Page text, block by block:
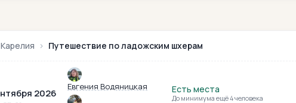
Карелия › Путешествие по ладожским шхерам
2026
Евгения Водяницкая Есть места
До минимума ещё 4 человека